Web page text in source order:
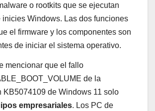
o rootkits que se ejecutan
inicies Windows. Las dos funciones
el firmware y los componentes son
de iniciar el sistema operativo.
mencionar que el fallo
de la
KB5074109 de Windows 11 solo
empresariales. Los PC de